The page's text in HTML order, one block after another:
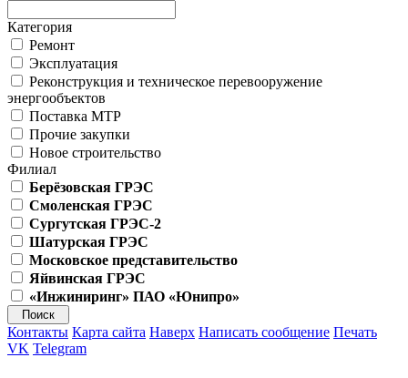
Категория
Ремонт
Эксплуатация
Реконструкция и техническое перевооружение
энергообъектов
Поставка МТР
Прочие закупки
Новое строительство
Филиал
Берёзовская ГРЭС
Смоленская ГРЭС
Сургутская ГРЭС-2
Шатурская ГРЭС
Московское представительство
Яйвинская ГРЭС
«Инжиниринг» ПАО «Юнипро»
Контакты Карта сайта Наверх Написать сообщение Печать
VK Telegram